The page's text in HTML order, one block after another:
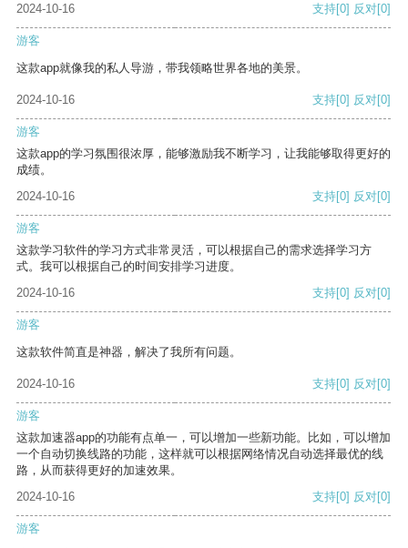
2024-10-16 支持[0] 反对[0]
游客
这款app就像我的私人导游，带我领略世界各地的美景。
2024-10-16 支持[0] 反对[0]
游客
这款app的学习氛围很浓厚，能够激励我不断学习，让我能够取得更好的
成绩。
2024-10-16
支持[0] 反对[0]
游客
这款学习软件的学习方式非常灵活，可以根据自己的需求选择学习方
式。我可以根据自己的时间安排学习进度。
2024-10-16
支持[0] 反对[0]
游客
这款软件简直是神器，解决了我所有问题。
2024-10-16 支持[0] 反对[0]
游客
这款加速器app的功能有点单一，可以增加一些新功能。比如，可以增加
一个自动切换线路的功能，这样就可以根据网络情况自动选择最优的线
路，从而获得更好的加速效果。
2024-10-16
支持[0] 反对[0]
游客